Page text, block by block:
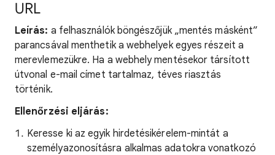
URL
Leírás: a felhasználók böngészőjük „mentés másként”
parancsával menthetik a webhelyek egyes részeit a
merevlemezükre. Ha a webhely mentésekor társított
útvonal e-mail címet tartalmaz, téves riasztás
történik.
Ellenőrzési eljárás:
Keresse ki az egyik hirdetésikérelem-mintát a
személyazonosításra alkalmas adatokra vonatkozó